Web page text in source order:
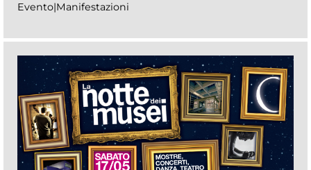
Evento|Manifestazioni